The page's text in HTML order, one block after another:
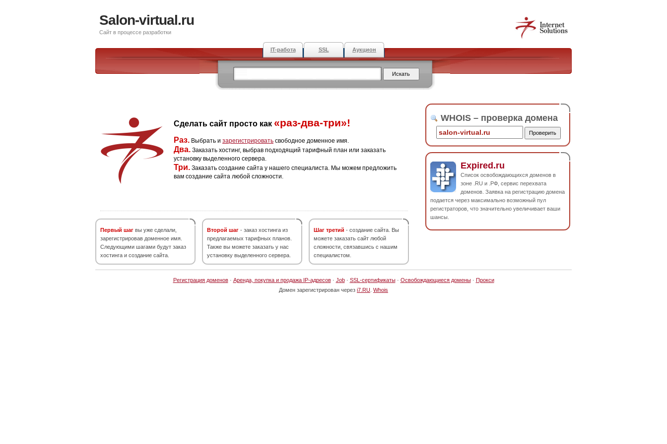
Salon-virtual.ru
Сайт в процессе разработки
IT-работа SSL Аукцион
Сделать сайт просто как «раз-два-три»!
Раз. Выбрать и зарегистрировать свободное доменное имя.
Два. Заказать хостинг, выбрав подходящий тарифный план или заказать
установку выделенного сервера.
Три. Заказать создание сайта у нашего специалиста. Мы можем предложить
вам создание сайта любой сложности.
Первый шаг вы уже сделали,
зарегистрировав доменное имя.
Следующими шагами будут заказ
хостинга и создание сайта.
Второй шаг - заказ хостинга из
предлагаемых тарифных планов.
Также вы можете заказать у нас
установку выделенного сервера.
Шаг третий - создание сайта. Вы
можете заказать сайт любой
сложности, связавшись с нашим
специалистом.
WHOIS – проверка домена
Expired.ru
Список освобождающихся доменов в
зоне .RU и .РФ, сервис перехвата
доменов. Заявка на регистрацию домена
подается через максимально возможный пул
регистраторов, что значительно увеличивает ваши
шансы.
Регистрация доменов· Аренда, покупка и продажа IP-адресов· Job· SSL-сертификаты· Освобождающиеся домены· Прокси
Домен зарегистрирован через i7.RU Whois